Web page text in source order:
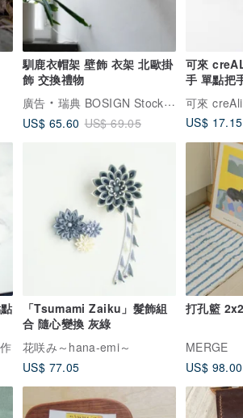
馴鹿衣帽架 壁飾 衣架 北歐掛
飾 交換禮物
廣告
瑞典 BOSIGN Stockholm 家居用品
US$ 65.60 US$ 69.05
可來
手 單點把
可來
US$ 17.15
「Tsumami Zaiku」髮飾組
合 隨心變換 灰綠
花咲み～hana-emi～
US$ 77.05
打孔籃
MERGE
US$ 98.00